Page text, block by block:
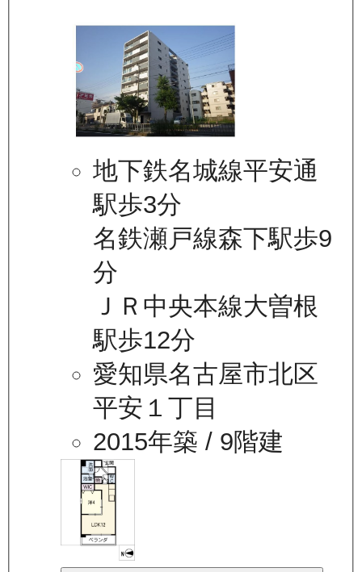
地下鉄名城線平安通
駅歩3分
名鉄瀬戸線森下駅歩9
分
ＪＲ中央本線大曽根
駅歩12分
愛知県名古屋市北区
平安１丁目
2015年築 / 9階建